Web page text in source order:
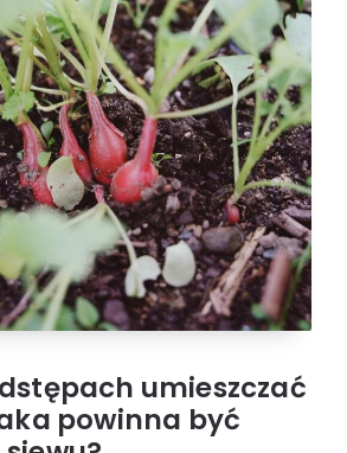
umieszczać
powinna być